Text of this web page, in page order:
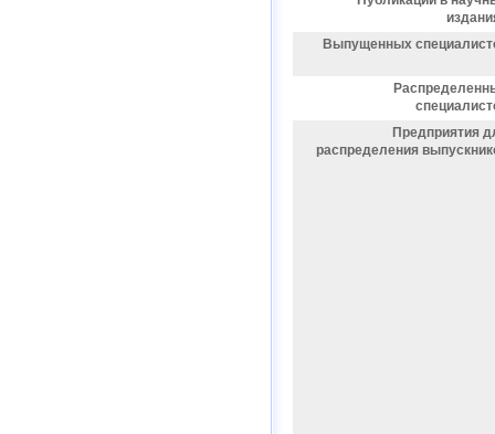
Выпущенных
Предприятия
распределения